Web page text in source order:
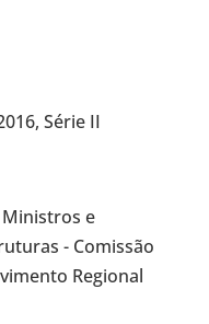
Série II
e
- Comissão
Regional